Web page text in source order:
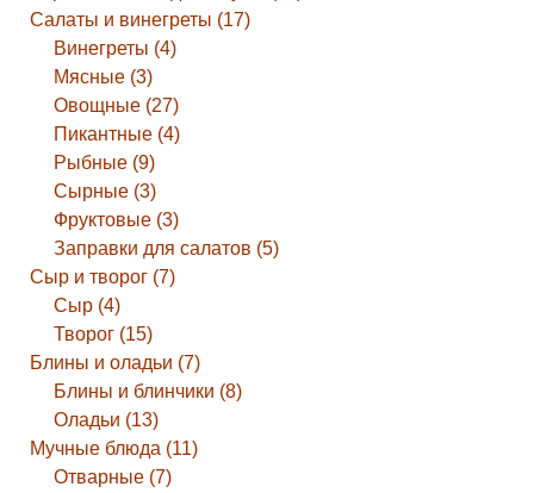
Салаты и винегреты (17)
Винегреты (4)
Мясные (3)
Овощные (27)
Пикантные (4)
Рыбные (9)
Сырные (3)
Фруктовые (3)
Заправки для салатов (5)
Сыр и творог (7)
Сыр (4)
Творог (15)
Блины и оладьи (7)
Блины и блинчики (8)
Оладьи (13)
Мучные блюда (11)
Отварные (7)